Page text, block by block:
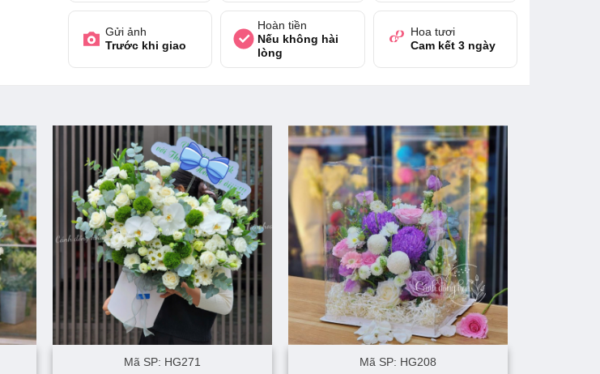
Gửi ảnh
Trước khi giao
Hoàn tiền
Nếu không hài
lòng
Hoa tươi
Cam kết 3 ngày
Mã SP: HG271
Mã SP: HG208